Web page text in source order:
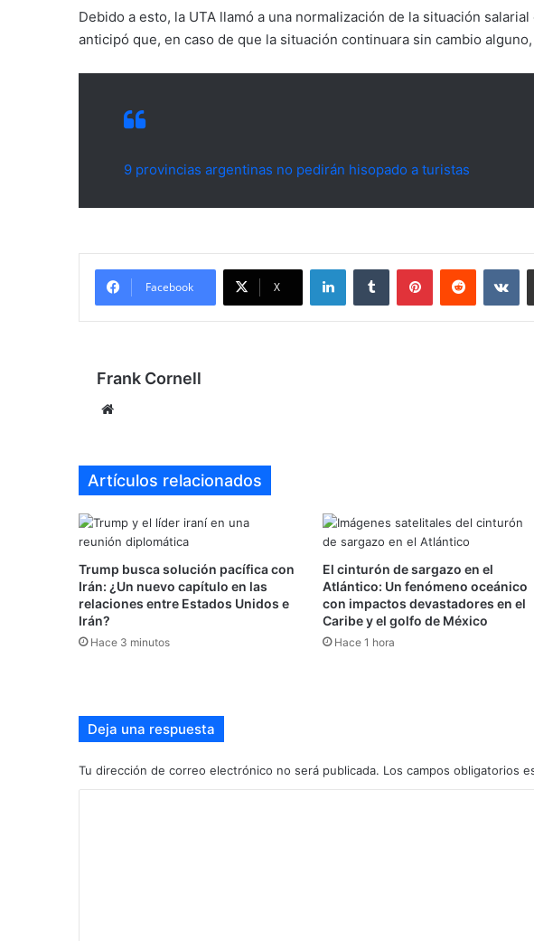
Debido a esto, la UTA llamó a una normalización de la situación
anticipó que, en caso de que la situación continuara sin cambio
9 provincias argentinas no pedirán hisopado a turistas
Facebook X
LinkedInTumblr PinterestReddit
Frank Cornell
Artículos relacionados
Trump busca solución pacífica con
Irán: ¿Un nuevo capítulo en las
relaciones entre Estados Unidos e
Irán?
Hace 3 minutos
El cinturón de sargazo en el
Atlántico: Un fenómeno oceánico
con impactos devastadores en el
Caribe y el golfo de México
Hace 1 hora
Deja una respuesta
Tu dirección de correo electrónico no será publicada. Los campos obligatorios